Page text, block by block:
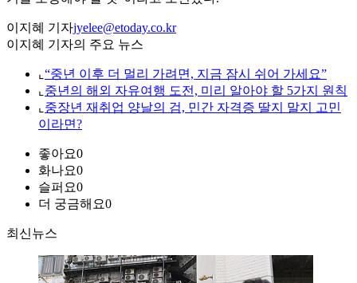
이지혜 기자jyelee@etoday.co.kr
이지혜 기자의 주요 뉴스
⌞ “중년 이후 더 멀리 가려면, 지금 잠시 쉬어 가세요”
⌞ 중년의 해외 자유여행 도전, 미리 알아야 할 5가지 원칙
⌞ 중장년 재취업 양날의 검, 민간 자격증 딸지 말지 고민
이라면?
좋아요0
화나요0
슬퍼요0
더 궁금해요0
최신뉴스